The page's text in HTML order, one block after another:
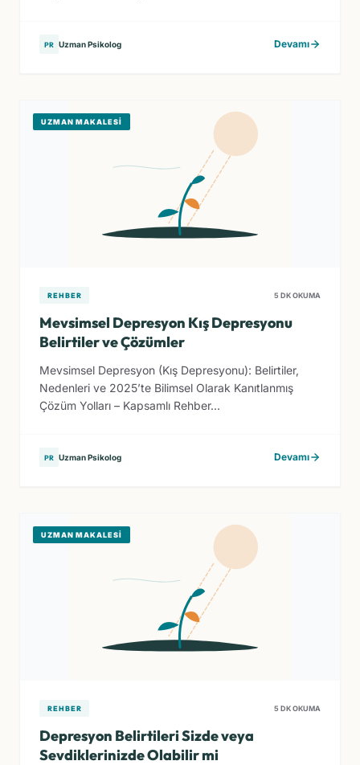
PR Uzman Psikolog Devamı
UZMAN MAKALESI
REHBER 5 DK OKUMA
Mevsimsel Depresyon Kış Depresyonu
Belirtiler ve Çözümler
Mevsimsel Depresyon (Kış Depresyonu): Belirtiler,
Nedenleri ve 2025’te Bilimsel Olarak Kanıtlanmış
Çözüm Yolları – Kapsamlı Rehber...
PR Uzman Psikolog Devamı
UZMAN MAKALESI
REHBER 5 DK OKUMA
Depresyon Belirtileri Sizde veya
Sevdiklerinizde Olabilir mi